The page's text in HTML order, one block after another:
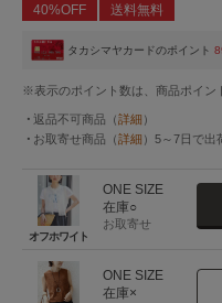
40%OFF
送料無料
タカシマヤカードのポイント
※表示のポイント数は、商品ポイン
返品不可商品 （詳細 ）
お取寄せ商品 （詳細 ） 5～7日 で出
オフホワイト
ONE SIZE
在庫○
お取寄せ
ONE SIZE
在庫×